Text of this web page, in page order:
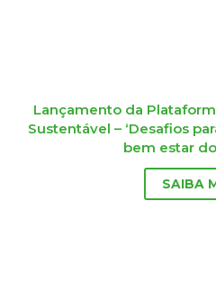
Lançamento da
Sustentável – ‘Desafios
bem estar
SAIBA